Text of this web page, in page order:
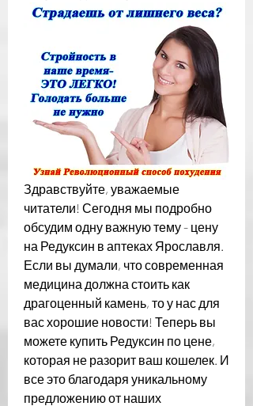
Здравствуйте, уважаемые
читатели! Сегодня мы подробно
обсудим одну важную тему - цену
на Редуксин в аптеках Ярославля.
Если вы думали, что современная
медицина должна стоить как
драгоценный камень, то у нас для
вас хорошие новости! Теперь вы
можете купить Редуксин по цене,
которая не разорит ваш кошелек. И
все это благодаря уникальному
предложению от наших